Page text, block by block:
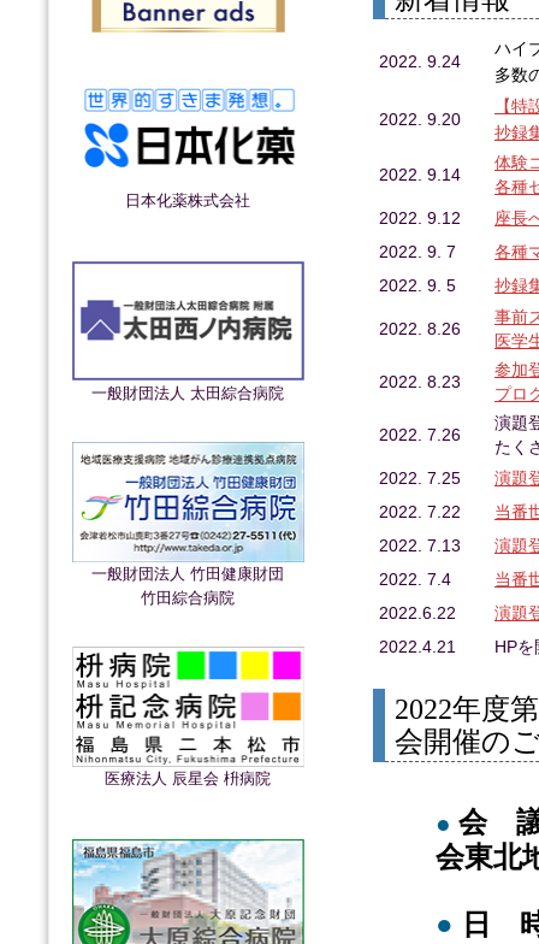
日本化薬株式会社
一般財団法人 太田綜合病院
一般財団法人 竹田健康財団
竹田綜合病院
医療法人 辰星会 枡病院
2022. 9.24
ハイ
多数
2022. 9.20
【
抄録
2022. 9.14
体験
各種
2022. 9.12
座長
2022. 9. 7
各種
2022. 9. 5
抄録
2022. 8.26
事前
医学
2022. 8.23
参加
プロ
2022. 7.26
演題
たく
2022. 7.25
演題
2022. 7.22
当番
2022. 7.13
演題
2022. 7.4
当番
2022.6.22
演題
2022.4.21
HP
2022年度
会開催の
● 会 議
会東北
● 日